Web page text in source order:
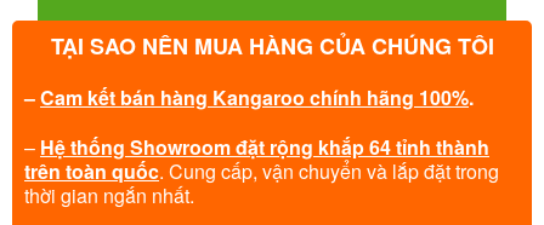
TẠI SAO NÊN MUA HÀNG CỦA CHÚNG TÔI
–Cam kết bán hàng Kangaroo chính hãng 100%.
– Hệ thống Showroom đặt rộng khắp 64 tỉnh thành
trên toàn quốc. Cung cấp, vận chuyển và lắp đặt trong
thời gian ngắn nhất.